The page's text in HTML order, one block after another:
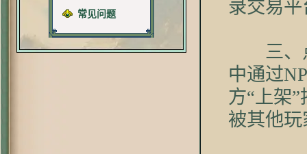
常见问题
录交易
三
中通过
方“上架
被其他